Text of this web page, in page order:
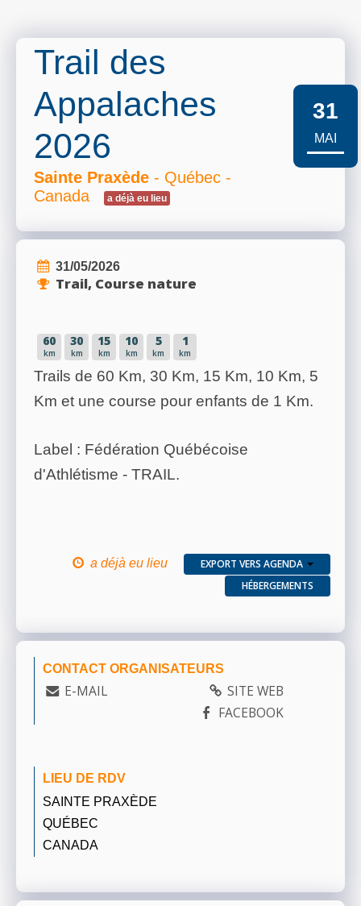
Trail des
Appalaches
2026
Sainte Praxède - Québec -
Canada
a déjà eu lieu
31
MAI
31/05/2026
Trail, Course nature
60
km
30
km
15
km
10
km
5
km
1
km
Trails de 60 Km, 30 Km, 15 Km, 10 Km, 5
Km et une course pour enfants de 1 Km.
Label : Fédération Québécoise
d'Athlétisme - TRAIL.
a déjà eu lieu
EXPORT VERS AGENDA
HÉBERGEMENTS
CONTACT ORGANISATEURS
E-MAIL
SITE WEB
FACEBOOK
LIEU DE RDV
SAINTE PRAXÈDE
QUÉBEC
CANADA